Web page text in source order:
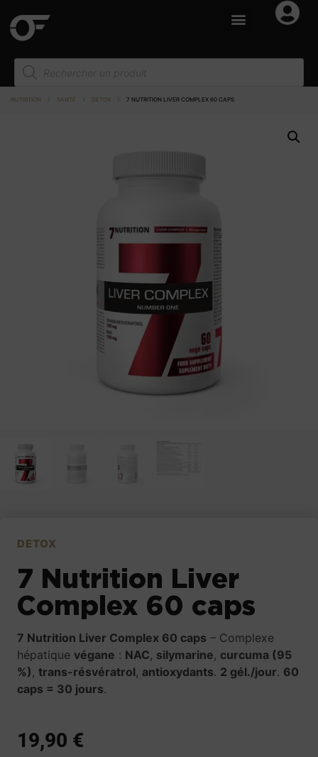
NUTRITION SANTÉ DETOX 7 NUTRITION LIVER COMPLEX 60 CAPS
DETOX
7 Nutrition Liver
Complex 60 caps
7 Nutrition Liver Complex 60 caps – Complexe
hépatique végane : NAC, silymarine, curcuma (95
%) , trans-résvératrol, antioxydants. 2 gél./jour. 60
caps = 30 jours.
19,90 €